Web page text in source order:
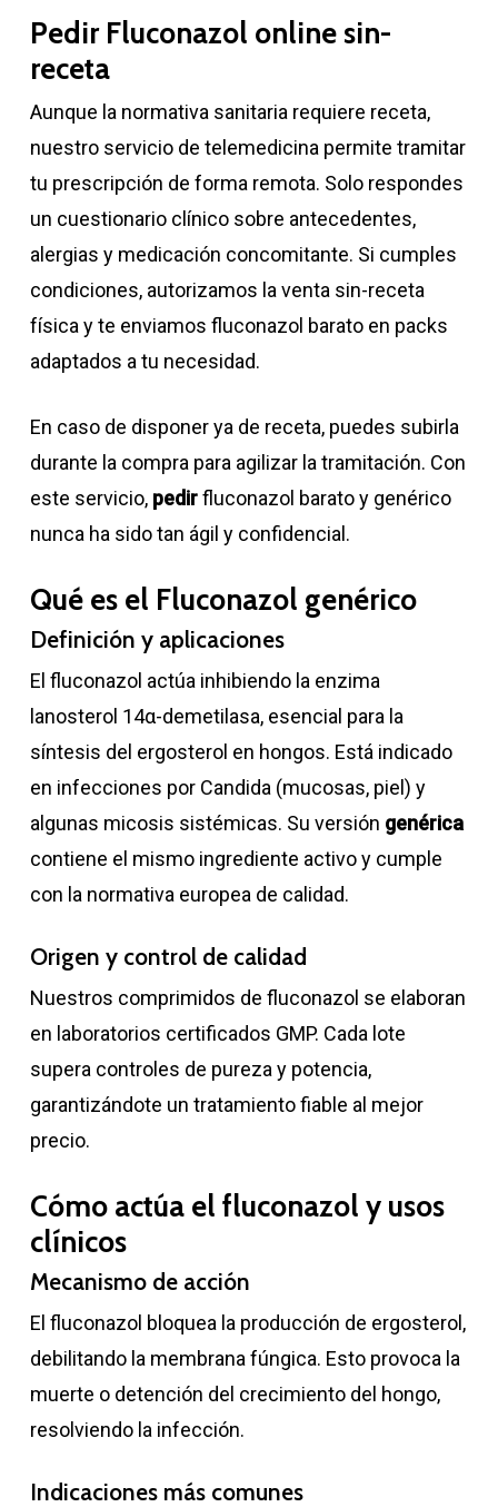
Pedir Fluconazol online sin-
receta
Aunque la normativa sanitaria requiere receta,
nuestro servicio de telemedicina permite tramitar
tu prescripción de forma remota. Solo respondes
un cuestionario clínico sobre antecedentes,
alergias y medicación concomitante. Si cumples
condiciones, autorizamos la venta sin-receta
física y te enviamos fluconazol barato en packs
adaptados a tu necesidad.
En caso de disponer ya de receta, puedes subirla
durante la compra para agilizar la tramitación. Con
este servicio, pedirfluconazol barato y genérico
nunca ha sido tan ágil y confidencial.
Qué es el Fluconazol genérico
Definición y aplicaciones
El fluconazol actúa inhibiendo la enzima
lanosterol 14α-demetilasa, esencial para la
síntesis del ergosterol en hongos. Está indicado
en infecciones por Candida (mucosas, piel) y
algunas micosis sistémicas. Su versión genérica
contiene el mismo ingrediente activo y cumple
con la normativa europea de calidad.
Origen y control de calidad
Nuestros comprimidos de fluconazol se elaboran
en laboratorios certificados GMP. Cada lote
supera controles de pureza y potencia,
garantizándote un tratamiento fiable al mejor
precio.
Cómo actúa el fluconazol y usos
clínicos
Mecanismo de acción
El fluconazol bloquea la producción de ergosterol,
debilitando la membrana fúngica. Esto provoca la
muerte o detención del crecimiento del hongo,
resolviendo la infección.
Indicaciones más comunes